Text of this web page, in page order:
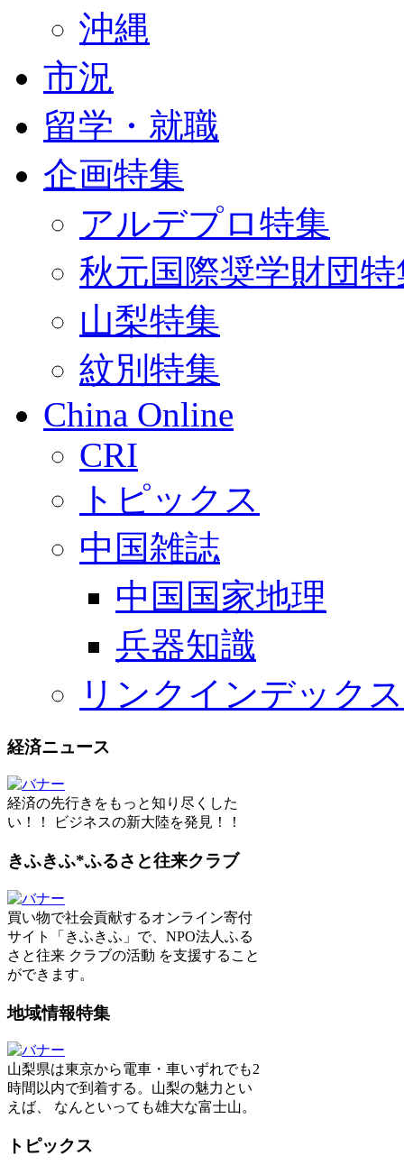
沖縄
市況
留学・就職
企画特集
アルデプロ特集
秋元国際奨学財団特
山梨特集
紋別特集
China Online
CRI
トピックス
中国雑誌
中国国家地理
兵器知識
リンクインデックス
経済ニュース
経済の先行きをもっと知り尽くした
い！！ ビジネスの新大陸を発見！！
きふきふ*ふるさと往来クラブ
買い物で社会貢献するオンライン寄付
サイト「きふきふ」で、NPO法人ふる
さと往来 クラブの活動 を支援すること
ができます。
地域情報特集
山梨県は東京から電車・車いずれでも2
時間以内で到着する。山梨の魅力とい
えば、 なんといっても雄大な富士山。
トピックス